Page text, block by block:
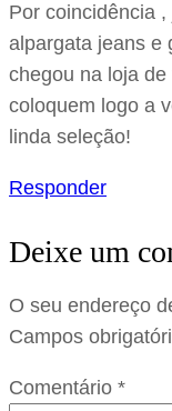
Por coincidência
alpargata jeans e
chegou na loja
coloquem logo a
linda seleção!
Responder
Deixe um
O seu endereço
Campos
Comentário *